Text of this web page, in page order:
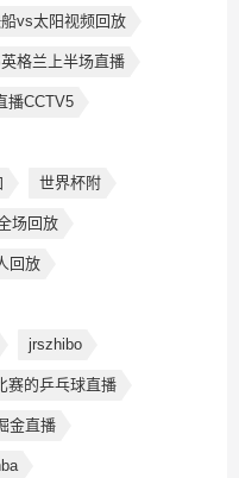
vs太阳视频回放
格兰上半场直播
播CCTV5
世界杯附
场回放
回放
jrszhibo
赛的乒乓球直播
金直播